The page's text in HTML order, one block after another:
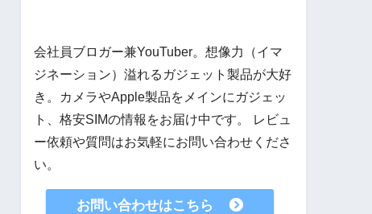
会社員ブロガー兼YouTuber。想像力（イマ
ジネーション）溢れるガジェット製品が大好
き。カメラやApple製品をメインにガジェッ
ト、格安SIMの情報をお届け中です。 レビュ
ー依頼や質問はお気軽にお問い合わせくださ
い。
お問い合わせはこちら